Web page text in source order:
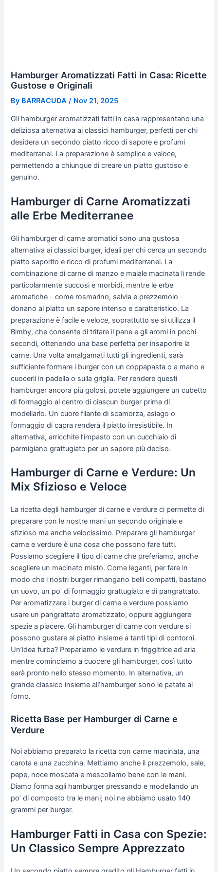
Hamburger Aromatizzati Fatti in Casa: Ricette
Gustose e Originali
By BARRACUDA / Nov 21, 2025
Gli hamburger aromatizzati fatti in casa rappresentano una
deliziosa alternativa ai classici hamburger, perfetti per chi
desidera un secondo piatto ricco di sapore e profumi
mediterranei. La preparazione è semplice e veloce,
permettendo a chiunque di creare un piatto gustoso e
genuino.
Hamburger di Carne Aromatizzati
alle Erbe Mediterranee
Gli hamburger di carne aromatici sono una gustosa
alternativa ai classici burger, ideali per chi cerca un secondo
piatto saporito e ricco di profumi mediterranei. La
combinazione di carne di manzo e maiale macinata li rende
particolarmente succosi e morbidi, mentre le erbe
aromatiche - come rosmarino, salvia e prezzemolo -
donano al piatto un sapore intenso e caratteristico. La
preparazione è facile e veloce, soprattutto se si utilizza il
Bimby, che consente di tritare il pane e gli aromi in pochi
secondi, ottenendo una base perfetta per insaporire la
carne. Una volta amalgamati tutti gli ingredienti, sarà
sufficiente formare i burger con un coppapasta o a mano e
cuocerli in padella o sulla griglia. Per rendere questi
hamburger ancora più golosi, potete aggiungere un cubetto
di formaggio al centro di ciascun burger prima di
modellarlo. Un cuore filante di scamorza, asiago o
formaggio di capra renderà il piatto irresistibile. In
alternativa, arricchite l’impasto con un cucchiaio di
parmigiano grattugiato per un sapore più deciso.
Hamburger di Carne e Verdure: Un
Mix Sfizioso e Veloce
La ricetta degli hamburger di carne e verdure ci permette di
preparare con le nostre mani un secondo originale e
sfizioso ma anche velocissimo. Preparare gli hamburger
carne e verdure è una cosa che possono fare tutti.
Possiamo scegliere il tipo di carne che preferiamo, anche
scegliere un macinato misto. Come leganti, per fare in
modo che i nostri burger rimangano belli compatti, bastano
un uovo, un po’ di formaggio grattugiato e di pangrattato.
Per aromatizzare i burger di carne e verdure possiamo
usare un pangrattato aromatizzato, oppure aggiungere
spezie a piacere. Gli hamburger di carne con verdure si
possono gustare al piatto insieme a tanti tipi di contorni.
Un’idea furba? Prepariamo le verdure in friggitrice ad aria
mentre cominciamo a cuocere gli hamburger, così tutto
sarà pronto nello stesso momento. In alternativa, un
grande classico insieme all’hamburger sono le patate al
forno.
Ricetta Base per Hamburger di Carne e
Verdure
Noi abbiamo preparato la ricetta con carne macinata, una
carota e una zucchina. Mettiamo anche il prezzemolo, sale,
pepe, noce moscata e mescoliamo bene con le mani.
Diamo forma agli hamburger pressando e modellando un
po’ di composto tra le mani; noi ne abbiamo usato 140
grammi per burger.
Hamburger Fatti in Casa con Spezie:
Un Classico Sempre Apprezzato